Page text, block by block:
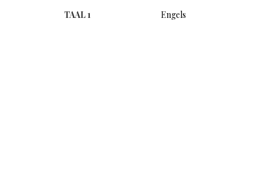
TAAL 1
Engels